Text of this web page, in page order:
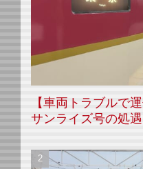
【車両トラブルで
サンライズ号の処